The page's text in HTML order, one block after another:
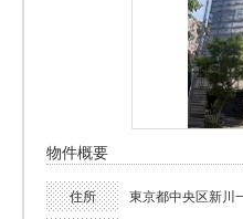
物件概要
住所 東京都中央区新川